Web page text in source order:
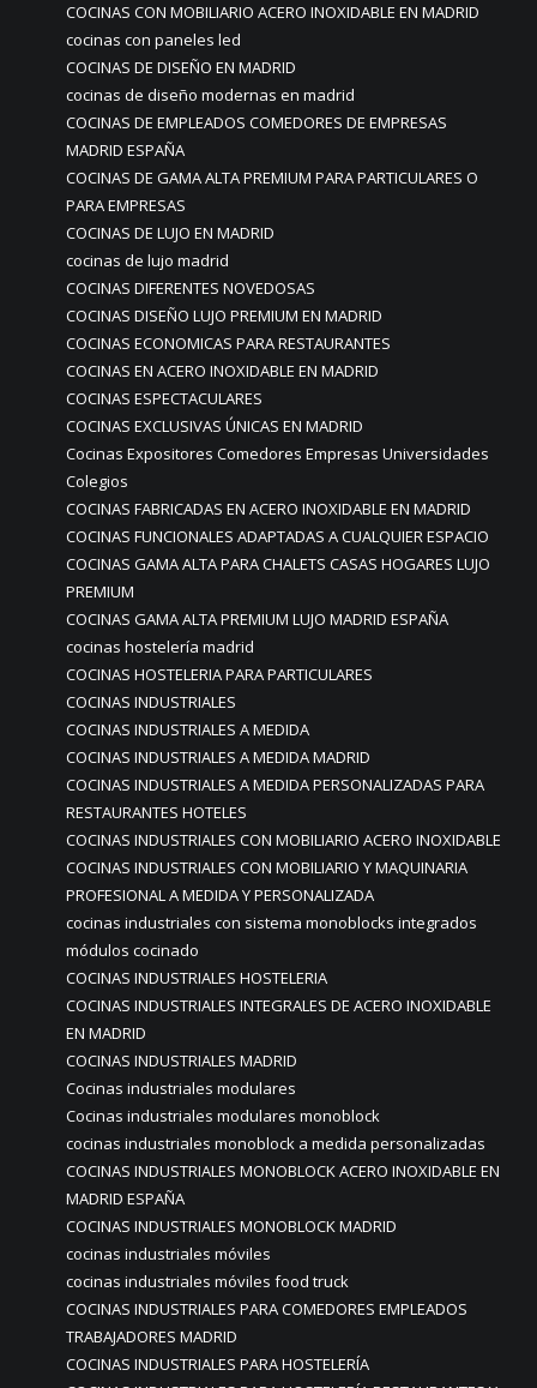
COCINAS CON MOBILIARIO ACERO INOXIDABLE EN MADRID
cocinas con paneles led
COCINAS DE DISEÑO EN MADRID
cocinas de diseño modernas en madrid
COCINAS DE EMPLEADOS COMEDORES DE EMPRESAS
MADRID ESPAÑA
COCINAS DE GAMA ALTA PREMIUM PARA PARTICULARES O
PARA EMPRESAS
COCINAS DE LUJO EN MADRID
cocinas de lujo madrid
COCINAS DIFERENTES NOVEDOSAS
COCINAS DISEÑO LUJO PREMIUM EN MADRID
COCINAS ECONOMICAS PARA RESTAURANTES
COCINAS EN ACERO INOXIDABLE EN MADRID
COCINAS ESPECTACULARES
COCINAS EXCLUSIVAS ÚNICAS EN MADRID
Cocinas Expositores Comedores Empresas Universidades
Colegios
COCINAS FABRICADAS EN ACERO INOXIDABLE EN MADRID
COCINAS FUNCIONALES ADAPTADAS A CUALQUIER ESPACIO
COCINAS GAMA ALTA PARA CHALETS CASAS HOGARES LUJO
PREMIUM
COCINAS GAMA ALTA PREMIUM LUJO MADRID ESPAÑA
cocinas hostelería madrid
COCINAS HOSTELERIA PARA PARTICULARES
COCINAS INDUSTRIALES
COCINAS INDUSTRIALES A MEDIDA
COCINAS INDUSTRIALES A MEDIDA MADRID
COCINAS INDUSTRIALES A MEDIDA PERSONALIZADAS PARA
RESTAURANTES HOTELES
COCINAS INDUSTRIALES CON MOBILIARIO ACERO INOXIDABLE
COCINAS INDUSTRIALES CON MOBILIARIO Y MAQUINARIA
PROFESIONAL A MEDIDA Y PERSONALIZADA
cocinas industriales con sistema monoblocks integrados
módulos cocinado
COCINAS INDUSTRIALES HOSTELERIA
COCINAS INDUSTRIALES INTEGRALES DE ACERO INOXIDABLE
EN MADRID
COCINAS INDUSTRIALES MADRID
Cocinas industriales modulares
Cocinas industriales modulares monoblock
cocinas industriales monoblock a medida personalizadas
COCINAS INDUSTRIALES MONOBLOCK ACERO INOXIDABLE EN
MADRID ESPAÑA
COCINAS INDUSTRIALES MONOBLOCK MADRID
cocinas industriales móviles
cocinas industriales móviles food truck
COCINAS INDUSTRIALES PARA COMEDORES EMPLEADOS
TRABAJADORES MADRID
COCINAS INDUSTRIALES PARA HOSTELERÍA